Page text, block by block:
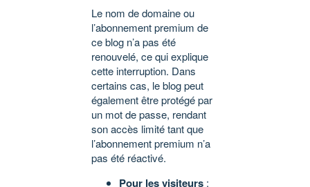
Le nom de domaine ou
l’abonnement premium de
ce blog n’a pas été
renouvelé, ce qui explique
cette interruption. Dans
certains cas, le blog peut
également être protégé par
un mot de passe, rendant
son accès limité tant que
l’abonnement premium n’a
pas été réactivé.
Pour les visiteurs :